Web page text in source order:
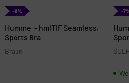
-8%
Hummel - hmlTIF Seamless,
Sports Bra
Braun
-